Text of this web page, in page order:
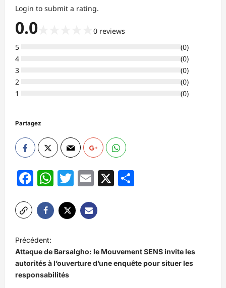
Login to submit a rating.
0.0 0 reviews
5
(0)
4
(0)
3
(0)
2
(0)
1
(0)
Partagez
Facebook
WhatsApp
Twitter
Email
X
N
a
v
i
Précédent:
Attaque de Barsalgho: le Mouvement SENS invite les
autorités à l’ouverture d’une enquête pour situer les
responsabilités